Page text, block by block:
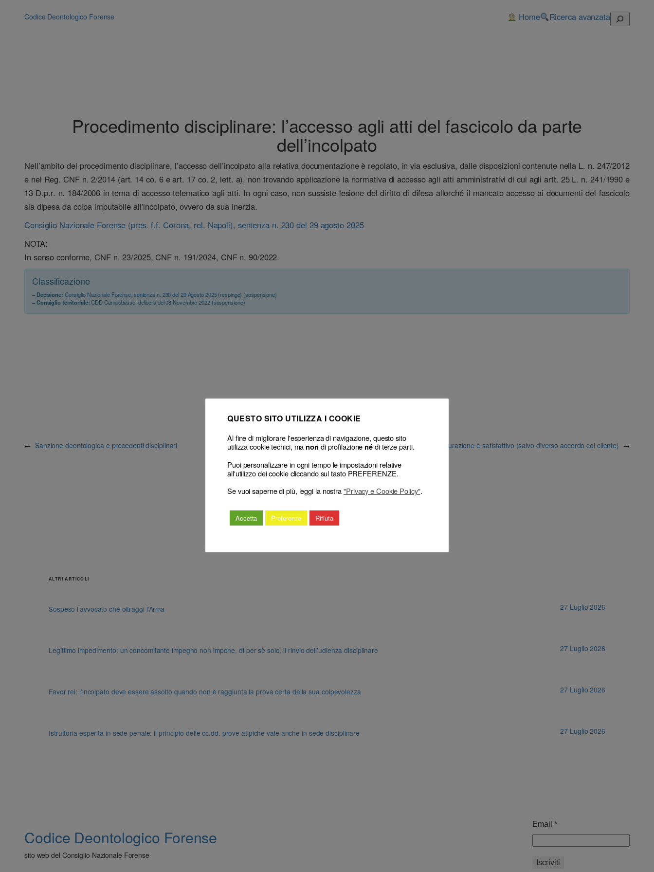
Codice Deontologico Forense Home Ricerca avanzata Cerca
Procedimento disciplinare: l’accesso agli atti del fascicolo da parte
dell’incolpato
Nell’ambito del procedimento disciplinare, l’accesso dell’incolpato alla relativa documentazione è regolato, in via esclusiva, dalle disposizioni contenute nella L. n. 247/2012
e nel Reg. CNF n. 2/2014 (art. 14 co. 6 e art. 17 co. 2, lett. a), non trovando applicazione la normativa di accesso agli atti amministrativi di cui agli artt. 25 L. n. 241/1990 e
13 D.p.r. n. 184/2006 in tema di accesso telematico agli atti. In ogni caso, non sussiste lesione del diritto di difesa allorché il mancato accesso ai documenti del fascicolo
sia dipesa da colpa imputabile all’incolpato, ovvero da sua inerzia.
Consiglio Nazionale Forense (pres. f.f. Corona, rel. Napoli), sentenza n. 230 del 29 agosto 2025
NOTA:
In senso conforme, CNF n. 23/2025, CNF n. 191/2024, CNF n. 90/2022.
Classificazione
– Decisione: Consiglio Nazionale Forense, sentenza n. 230 del 29 Agosto 2025(respinge) (sospensione)
– Consiglio territoriale:CDD Campobasso, delibera del 08 Novembre 2022 (sospensione)
← Sanzione deontologica e precedenti disciplinari Sinistri e transazione: il compenso percepito dall’assicurazione è satisfattivo (salvo diverso accordo col cliente) →
ALTRI ARTICOLI
Sospeso l’avvocato che oltraggi l’Arma 27 Luglio 2026
Legittimo impedimento: un concomitante impegno non impone, di per sè solo, il rinvio dell’udienza disciplinare 27 Luglio 2026
Favor rei: l’incolpato deve essere assolto quando non è raggiunta la prova certa della sua colpevolezza 27 Luglio 2026
Istruttoria esperita in sede penale: il principio delle cc.dd. prove atipiche vale anche in sede disciplinare 27 Luglio 2026
Codice Deontologico Forense
sito web del Consiglio Nazionale Forense
Email *
QUESTO SITO UTILIZZA I COOKIE
Al fine di migliorare l'esperienza di navigazione, questo sito
utilizza cookie tecnici, ma non di profilazione nédi terze parti.
Puoi personalizzare in ogni tempo le impostazioni relative
all'utilizzo dei cookie cliccando sul tasto PREFERENZE.
Se vuoi saperne di più, leggi la nostra"Privacy e Cookie Policy".
Accetta Preferenze Rifiuta